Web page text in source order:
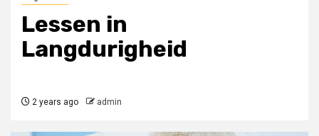
Lessen in
Langdurigheid
2 years ago admin